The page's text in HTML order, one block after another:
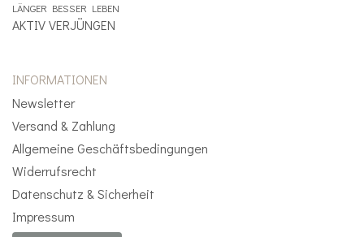
LÄNGER BESSER LEBEN
AKTIV VERJÜNGEN
INFORMATIONEN
Newsletter
Versand & Zahlung
Allgemeine Geschäftsbedingungen
Widerrufsrecht
Datenschutz & Sicherheit
Impressum